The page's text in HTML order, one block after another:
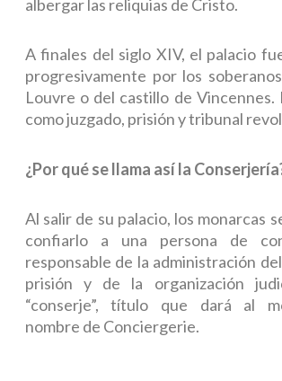
albergar las reliquias de Cristo.
A finales del siglo XIV, el palacio
progresivamente por los
Louvre o del castillo de Vincennes.
como juzgado, prisión y tribunal
¿Por qué se llama así la
Al salir de su palacio, los monarcas
confiarlo a una persona de
responsable de la administración
prisión y de la organización
“conserje”, título que dará al
nombre de Conciergerie.